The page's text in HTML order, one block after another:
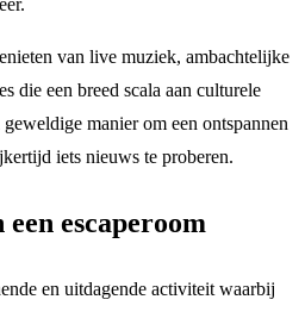
van live muziek, ambachtelijke
die een breed scala aan culturele
manier om een ontspannen
iets nieuws te proberen.
escaperoom
en uitdagende activiteit waarbij